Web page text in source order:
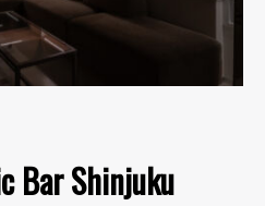
Bar Shinjuku